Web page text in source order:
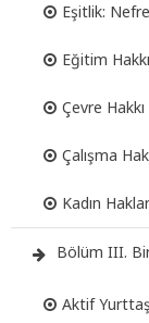
Eşitlik:
Eğitim Hakkı
Çevre Hakkı
Çalışma
Kadın
Bölüm III.
Aktif